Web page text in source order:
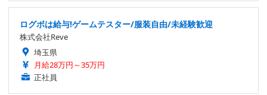
ログボは給与!ゲームテスター/服装自由/未経験歓迎
株式会社Reve
埼玉県
月給28万円～35万円
正社員